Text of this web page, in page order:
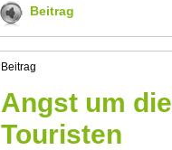
Beitrag
Beitrag
Angst um
Touristen